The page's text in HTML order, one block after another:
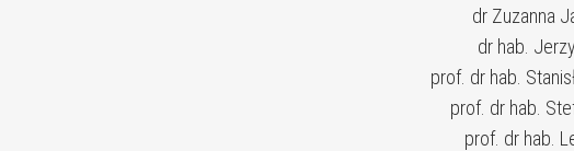
dr Zuzanna
dr hab. Jerzy
prof. dr hab.
prof. dr hab.
prof. dr hab.